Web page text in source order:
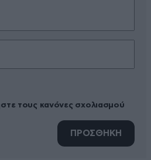
τους κανόνες σχολιασμού
ΠΡΟΣΘΗΚΗ